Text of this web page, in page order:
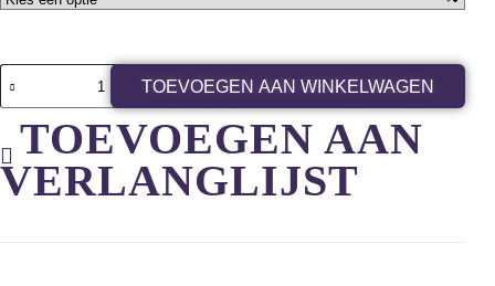
TOEVOEGEN AAN WINKELWAGEN
TOEVOEGEN AAN
VERLANGLIJST